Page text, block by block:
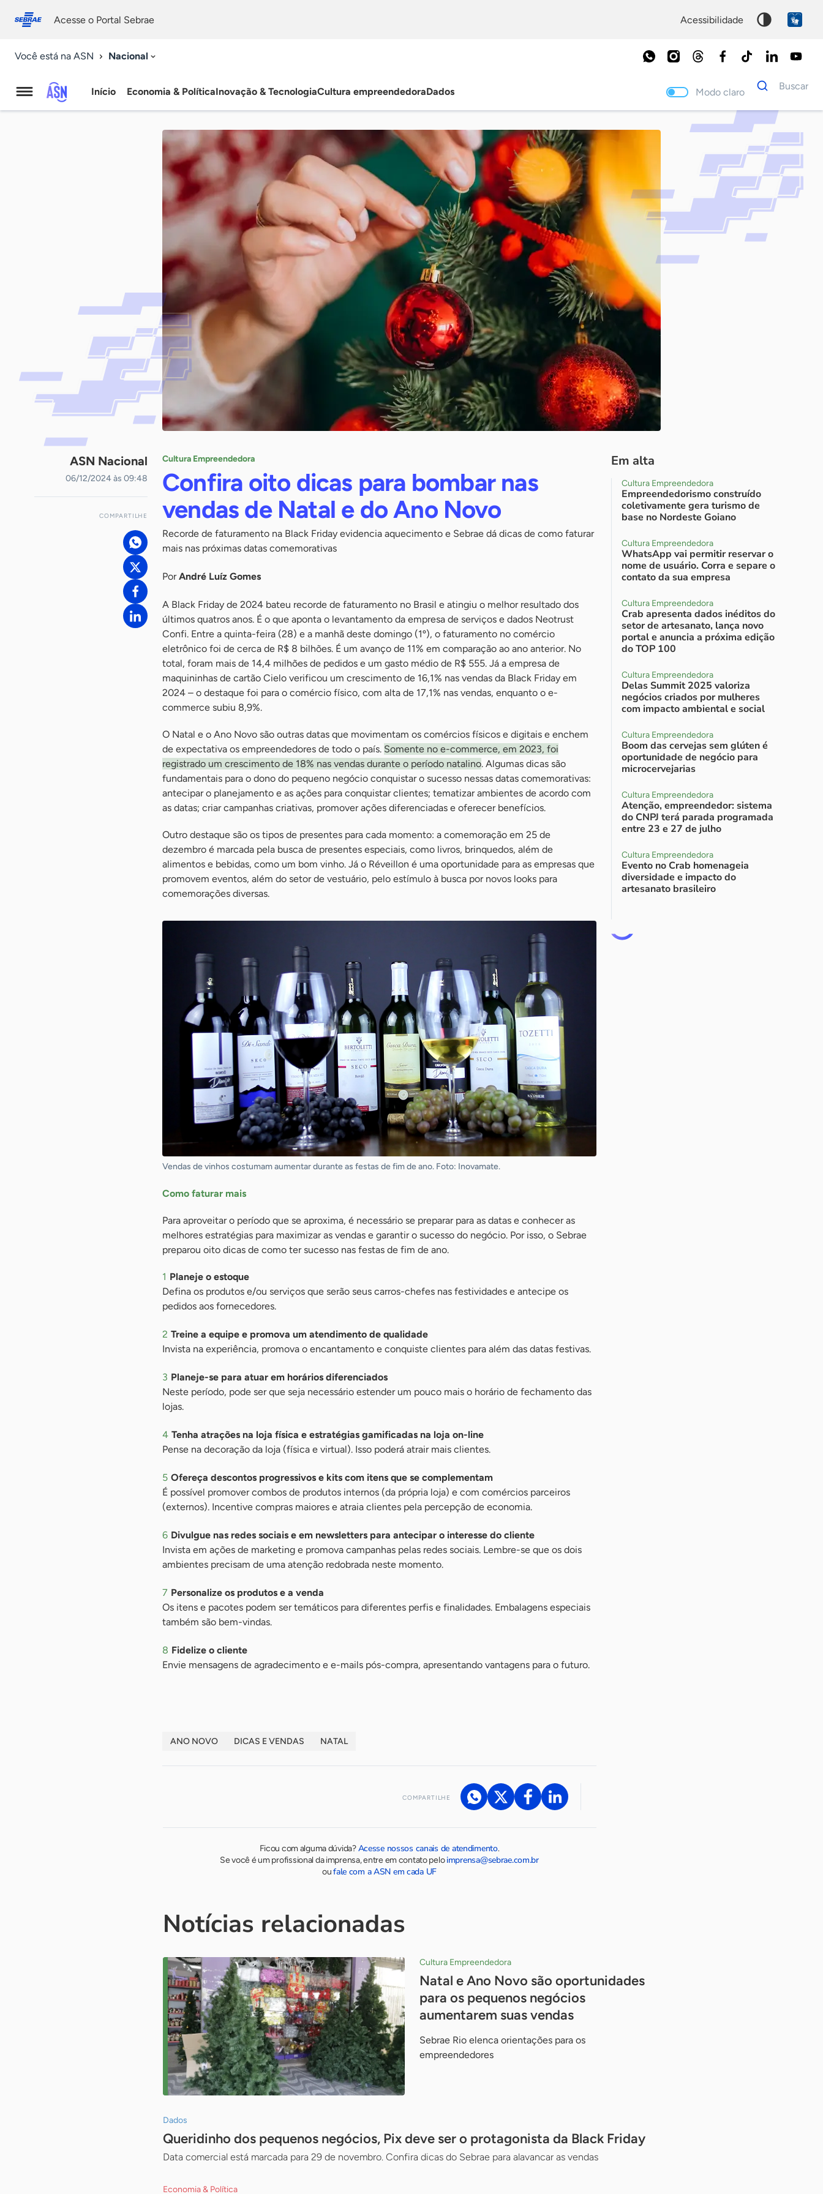
conosco
Acesse o Portal Sebrae acessibilidade
Você está na ASN Nacional
Agência
Início Economia & PolíticaInovação & TecnologiaCultura empreendedoraDados Modo claro
Dados
para
Buscar
Palavra
chave
ASN Nacional
06/12/2024 às 09:48
COMPARTILHE
Cultura Empreendedora
Confira oito dicas para bombar nas
vendas de Natal e do Ano Novo
Recorde de faturamento na Black Friday evidencia aquecimento e Sebrae dá dicas de como faturar
mais nas próximas datas comemorativas
PorAndré Luíz Gomes
A Black Friday de 2024 bateu recorde de faturamento no Brasil e atingiu o melhor resultado dos
últimos quatros anos. É o que aponta o levantamento da empresa de serviços e dados Neotrust
Confi. Entre a quinta-feira (28) e a manhã deste domingo (1º), o faturamento no comércio
eletrônico foi de cerca de R$ 8 bilhões. É um avanço de 11% em comparação ao ano anterior. No
total, foram mais de 14,4 milhões de pedidos e um gasto médio de R$ 555. Já a empresa de
maquininhas de cartão Cielo verificou um crescimento de 16,1% nas vendas da Black Friday em
2024 – o destaque foi para o comércio físico, com alta de 17,1% nas vendas, enquanto o e-
commerce subiu 8,9%.
O Natal e o Ano Novo são outras datas que movimentam os comércios físicos e digitais e enchem
de expectativa os empreendedores de todo o país. Somente no e-commerce, em 2023, foi
registrado um crescimento de 18% nas vendas durante o período natalino. Algumas dicas são
fundamentais para o dono do pequeno negócio conquistar o sucesso nessas datas comemorativas:
antecipar o planejamento e as ações para conquistar clientes; tematizar ambientes de acordo com
as datas; criar campanhas criativas, promover ações diferenciadas e oferecer benefícios.
Outro destaque são os tipos de presentes para cada momento: a comemoração em 25 de
dezembro é marcada pela busca de presentes especiais, como livros, brinquedos, além de
alimentos e bebidas, como um bom vinho. Já o Réveillon é uma oportunidade para as empresas que
promovem eventos, além do setor de vestuário, pelo estímulo à busca por novos looks para
comemorações diversas.
Vendas de vinhos costumam aumentar durante as festas de fim de ano. Foto: Inovamate.
Como faturar mais
Para aproveitar o período que se aproxima, é necessário se preparar para as datas e conhecer as
melhores estratégias para maximizar as vendas e garantir o sucesso do negócio. Por isso, o Sebrae
preparou oito dicas de como ter sucesso nas festas de fim de ano.
Planeje o estoque
Defina os produtos e/ou serviços que serão seus carros-chefes nas festividades e antecipe os
pedidos aos fornecedores.
Treine a equipe e promova um atendimento de qualidade
Invista na experiência, promova o encantamento e conquiste clientes para além das datas festivas.
Planeje-se para atuar em horários diferenciados
Neste período, pode ser que seja necessário estender um pouco mais o horário de fechamento das
lojas.
Tenha atrações na loja física e estratégias gamificadas na loja on-line
Pense na decoração da loja (física e virtual). Isso poderá atrair mais clientes.
Ofereça descontos progressivos e kits com itens que se complementam
É possível promover combos de produtos internos (da própria loja) e com comércios parceiros
(externos). Incentive compras maiores e atraia clientes pela percepção de economia.
Divulgue nas redes sociais e em newsletters para antecipar o interesse do cliente
Invista em ações de marketing e promova campanhas pelas redes sociais. Lembre-se que os dois
ambientes precisam de uma atenção redobrada neste momento.
Personalize os produtos e a venda
Os itens e pacotes podem ser temáticos para diferentes perfis e finalidades. Embalagens especiais
também são bem-vindas.
Fidelize o cliente
Envie mensagens de agradecimento e e-mails pós-compra, apresentando vantagens para o futuro.
ANO NOVO DICAS E VENDAS NATAL
COMPARTILHE
Ficou com alguma dúvida?Acesse nossos canais de atendimento.
Se você é um profissional da imprensa, entre em contato peloimprensa@sebrae.com.br
oufale com a ASN em cada UF
Em alta
Cultura Empreendedora
Empreendedorismo construído
coletivamente gera turismo de
base no Nordeste Goiano
Cultura Empreendedora
WhatsApp vai permitir reservar o
nome de usuário. Corra e separe o
contato da sua empresa
Cultura Empreendedora
Crab apresenta dados inéditos do
setor de artesanato, lança novo
portal e anuncia a próxima edição
do TOP 100
Cultura Empreendedora
Delas Summit 2025 valoriza
negócios criados por mulheres
com impacto ambiental e social
Cultura Empreendedora
Boom das cervejas sem glúten é
oportunidade de negócio para
microcervejarias
Cultura Empreendedora
Atenção, empreendedor: sistema
do CNPJ terá parada programada
entre 23 e 27 de julho
Cultura Empreendedora
Evento no Crab homenageia
diversidade e impacto do
artesanato brasileiro
Notícias relacionadas
Cultura Empreendedora
Natal e Ano Novo são oportunidades
para os pequenos negócios
aumentarem suas vendas
Sebrae Rio elenca orientações para os
empreendedores
Dados
Queridinho dos pequenos negócios, Pix deve ser o protagonista da Black Friday
Data comercial está marcada para 29 de novembro. Confira dicas do Sebrae para alavancar as vendas
Economia & Política